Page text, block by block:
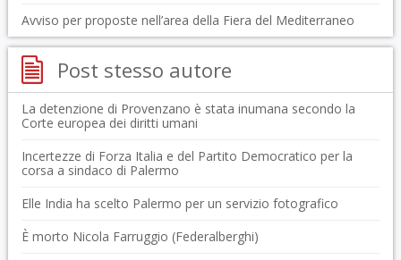
Avviso per proposte nell’area della Fiera del Mediterraneo
Post stesso autore
La detenzione di Provenzano è stata inumana secondo la
Corte europea dei diritti umani
Incertezze di Forza Italia e del Partito Democratico per la
corsa a sindaco di Palermo
Elle India ha scelto Palermo per un servizio fotografico
È morto Nicola Farruggio (Federalberghi)